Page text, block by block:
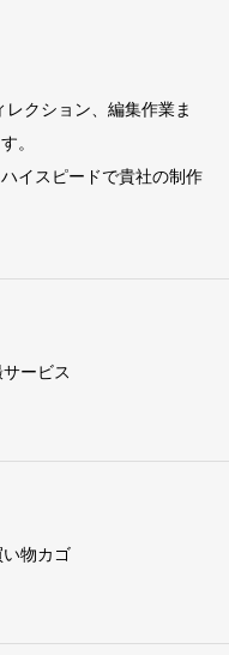
クション、編集作業ま
。
イスピードで貴社の制作
サービス
い物カゴ